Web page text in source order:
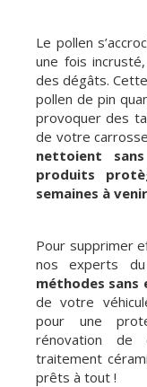
Le pollen
une fois
des dégâts.
pollen de pin
provoquer des
de votre
nettoient
produits
semaines à
Pour supprimer
nos experts
méthodes sans
de votre
pour une
rénovation de
traitement
prêts à tout !